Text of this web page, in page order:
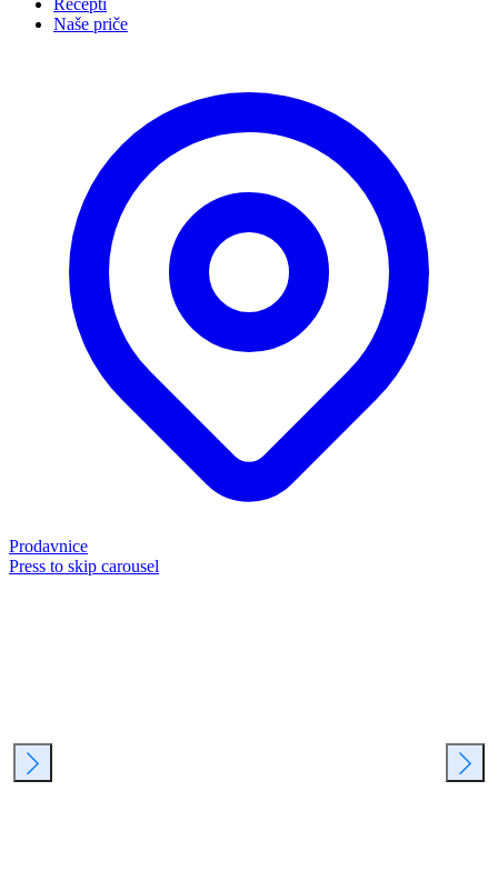
Recepti
Naše priče
Prodavnice
Press to skip carousel